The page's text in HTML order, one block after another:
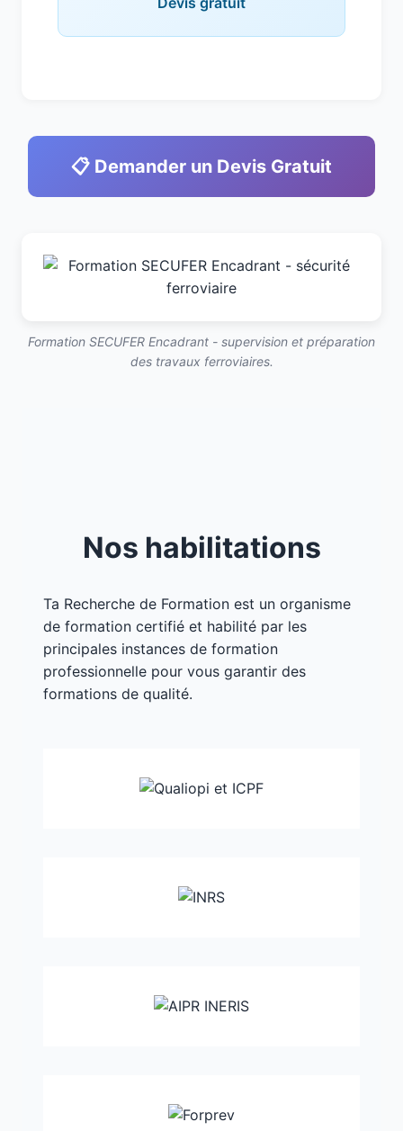
📋 Demander un Devis Gratuit
Formation SECUFER Encadrant - supervision et préparation
des travaux ferroviaires.
Nos habilitations
Ta Recherche de Formation est un organisme
de formation certifié et habilité par les
principales instances de formation
professionnelle pour vous garantir des
formations de qualité.